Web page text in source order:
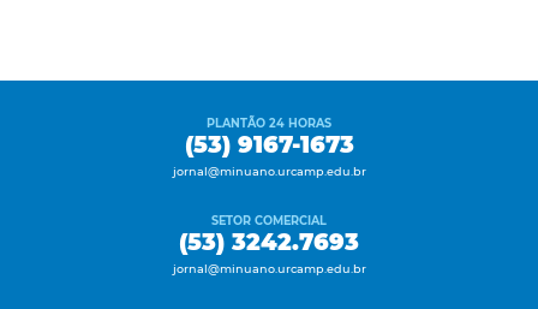
PLANTÃO 24 HORAS
(53) 9167-1673
jornal@minuano.urcamp.edu.br
SETOR COMERCIAL
(53) 3242.7693
jornal@minuano.urcamp.edu.br